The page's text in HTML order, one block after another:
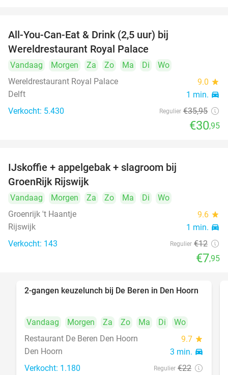
All-You-Can-Eat & Drink (2,5 uur) bij
Wereldrestaurant Royal Palace
Vandaag Morgen Za Zo Ma Di
Wo
Wereldrestaurant Royal Palace
9.0 star
Delft 1 min. directions_car
Verkocht: 5.430 Regulier €35,95
€30,95
IJskoffie + appelgebak + slagroom bij
GroenRijk Rijswijk
Vandaag Morgen Za Zo Ma Di
Wo
Groenrijk 't Haantje
9.6 star
Rijswijk 1 min. directions_car
Verkocht: 143 Regulier €12
€7,95
43%
2-gangen keuzelunch bij De Beren in Den Hoorn
Vandaag Morgen Za Zo Ma Di
Wo
Restaurant De Beren Den Hoorn
9.7 star
Den Hoorn 3 min. directions_car
Verkocht: 1.180 Regulier €22